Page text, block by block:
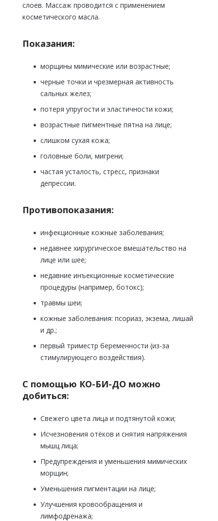
слоев. Массаж проводится с применением
косметического масла.
Показания:
морщины мимические или возрастные;
черные точки и чрезмерная активность
сальных желез;
потеря упругости и эластичности кожи;
возрастные пигментные пятна на лице;
слишком сухая кожа;
головные боли, мигрени;
частая усталость, стресс, признаки
депрессии.
Противопоказания:
инфекционные кожные заболевания;
недавнее хирургическое вмешательство на
лице или шее;
недавние инъекционные косметические
процедуры (например, ботокс);
травмы шеи;
кожные заболевания: псориаз, экзема, лишай
и др.;
первый триместр беременности (из-за
стимулирующего воздействия).
С помощью КО-БИ-ДО можно
добиться:
Свежего цвета лица и подтянутой кожи;
Исчезновения отёков и снятия напряжения
мышц лица;
Предупреждения и уменьшения мимических
морщин;
Уменьшения пигментации на лице;
Улучшения кровообращения и
лимфодренажа;